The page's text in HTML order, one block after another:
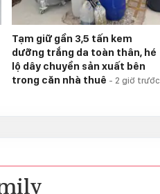
Tạm giữ gần 3,5 tấn kem
dưỡng trắng da toàn thân, hé
lộ dây chuyền sản xuất bên
trong căn nhà thuê - 2 giờ trước